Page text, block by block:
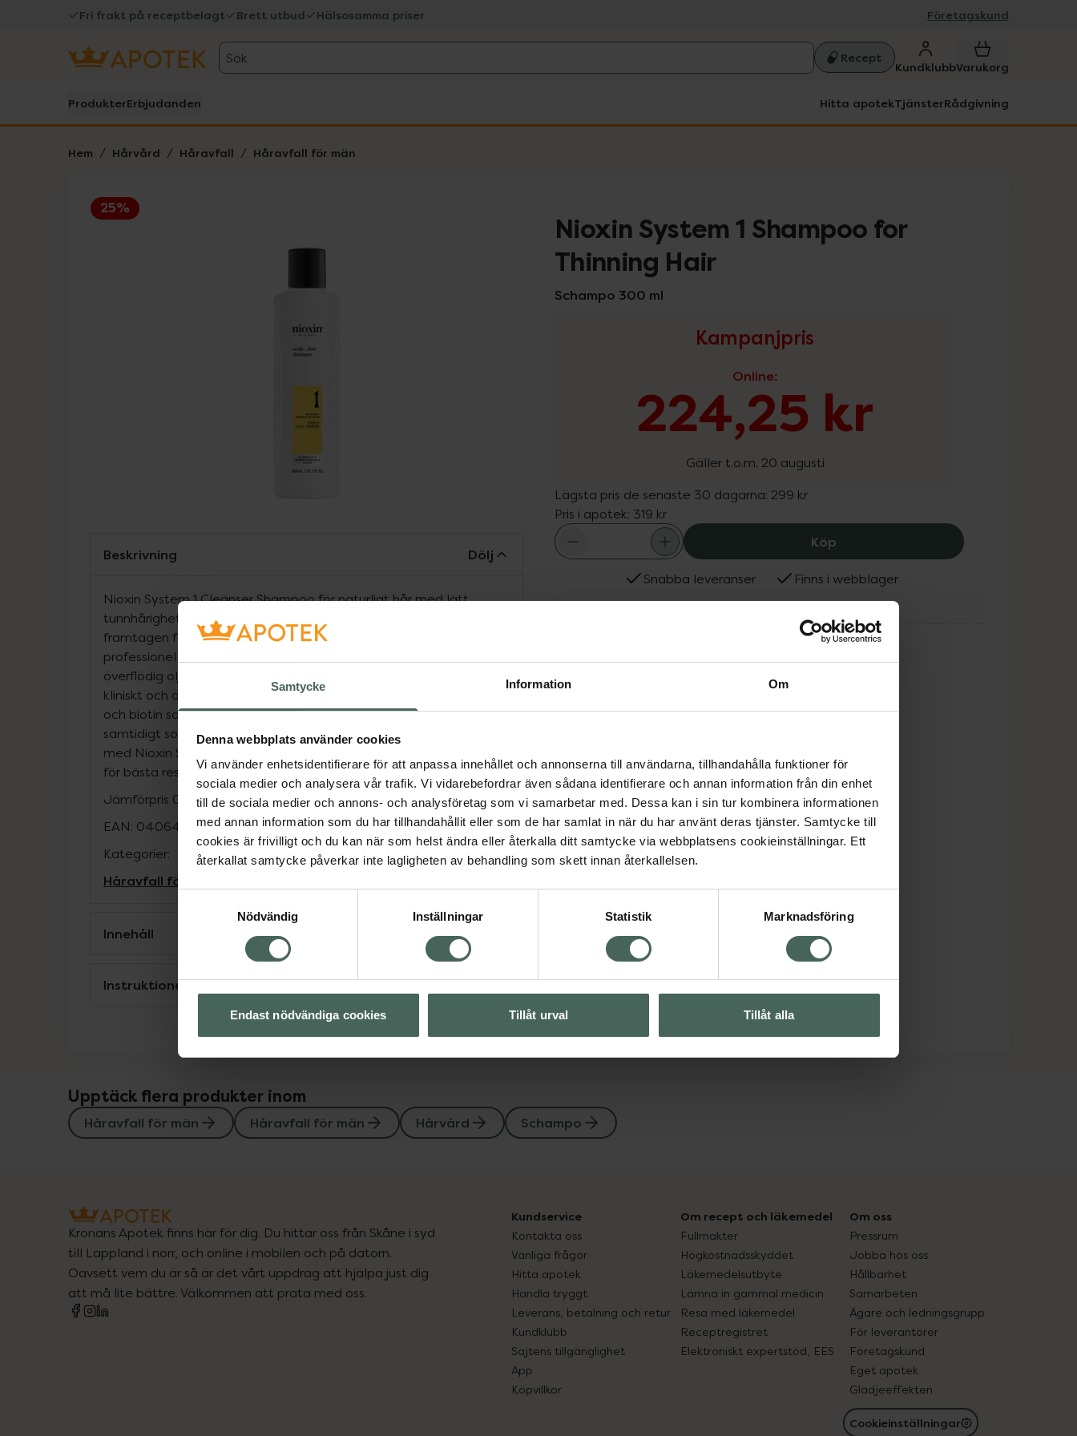
Samtycke Information Om
Denna webbplats använder cookies
Vi använder enhetsidentifierare för att anpassa innehållet och annonserna till användarna, tillhandahålla funktioner för
sociala medier och analysera vår trafik. Vi vidarebefordrar även sådana identifierare och annan information från din enhet
till de sociala medier och annons- och analysföretag som vi samarbetar med. Dessa kan i sin tur kombinera informationen
med annan information som du har tillhandahållit eller som de har samlat in när du har använt deras tjänster. Samtycke till
cookies är frivilligt och du kan när som helst ändra eller återkalla ditt samtycke via webbplatsens cookieinställningar. Ett
återkallat samtycke påverkar inte lagligheten av behandling som skett innan återkallelsen.
Nödvändig
Inställningar Statistik Marknadsföring
Endast nödvändiga cookies Tillåt urval Tillåt alla
Fri frakt på receptbelagt Brett utbud Hälsosamma priser Företagskund
Sök Recept
KundklubbVarukorg
ProdukterErbjudanden Hitta apotekTjänsterRådgivning
Hem Hårvård Håravfall Håravfall för män
25%
Lista: . Innehåller 1 objekt.
Nioxin System 1 Shampoo for
Thinning Hair
Schampo 300 ml
Kampanjpris
Online:
224,25 kr
Gäller t.o.m. 20 augusti
Lägsta pris de senaste 30 dagarna: 299 kr
Pris i apotek: 319 kr
Köp Nioxin System 1 Shampoo for
Snabba leveranser Finns i webblager
Beskrivning Dölj
Nioxin System 1 Cleanser Shampoo för naturligt hår med lätt
tunnhårighet är det första steget i en tredelad Nioxin-rutin, särskilt
framtagen för att stärka håret och hårstrukturen. Detta
professionella schampo rengör huden och avlägsnar smuts,
överflödig olja och andra miljörester från hårbotten och hår. Detta
kliniskt och dermatologiskt testade schampo innehåller niacinamid
och biotin som återfuktar hårbotten och hår från rot till topp
samtidigt som det förtjockar och stärker hårstrukturen. Avsluta
med Nioxin System 1 Conditioner och Nioxin System 1 Treatment
för bästa resultat.Finns i 2 storlekar: 300 ml och 1000 ml.
Jämförpris 0,95 kr/ml
EAN: 04064666843209
Kategorier:
Håravfall för män
Innehåll
Instruktioner Visa
Upptäck flera produkter inom
Håravfall för män Håravfall för män Hårvård Schampo
Kronans Apotek finns här för dig. Du hittar oss från Skåne i syd
till Lappland i norr, och online i mobilen och på datorn.
Oavsett vem du är så är det vårt uppdrag att hjälpa just dig
att må lite bättre. Välkommen att prata med oss.
Kundservice
Kontakta oss
Vanliga frågor
Hitta apotek
Handla tryggt
Leverans, betalning och retur
Kundklubb
Sajtens tillgänglighet
App
Köpvillkor
Om recept och läkemedel
Fullmakter
Högkostnadsskyddet
Läkemedelsutbyte
Lämna in gammal medicin
Resa med läkemedel
Receptregistret
Elektroniskt expertstöd, EES
Om oss
Pressrum
Jobba hos oss
Hållbarhet
Samarbeten
Ägare och ledningsgrupp
För leverantörer
Företagskund
Eget apotek
Glädjeeffekten
Cookieinställningar